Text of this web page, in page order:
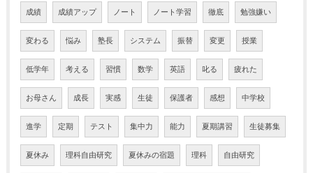
成績 成績アップ ノート ノート学習 徹底 勉強嫌い
変わる 悩み 塾長 システム 振替 変更 授業
低学年 考える 習慣 数学 英語 叱る 疲れた
お母さん 成長 実感 生徒 保護者 感想 中学校
進学 定期 テスト 集中力 能力 夏期講習 生徒募集
夏休み 理科自由研究 夏休みの宿題 理科 自由研究